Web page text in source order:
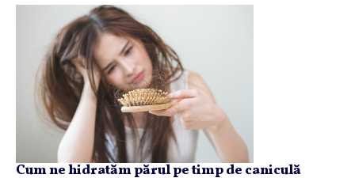
Cum ne hidratăm părul pe timp de caniculă